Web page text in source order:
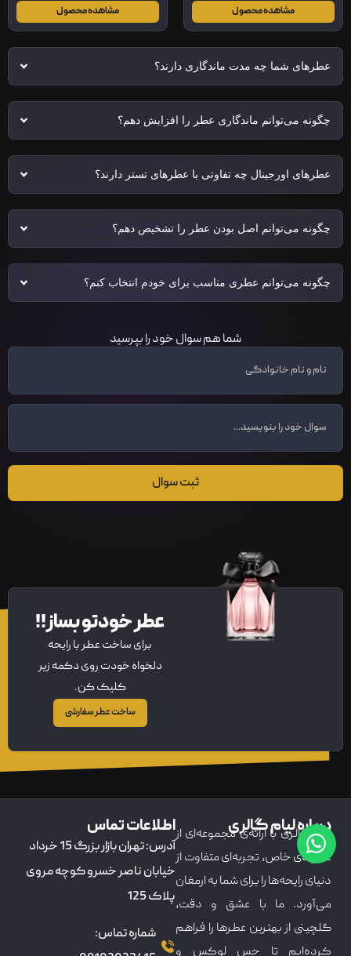
مشاهده محصول مشاهده محصول
عطرهای شما چه مدت ماندگاری دارند؟
چگونه می‌توانم ماندگاری عطر را افزایش دهم؟
عطرهای اورجینال چه تفاوتی با عطرهای تستر دارند؟
چگونه می‌توانم اصل بودن عطر را تشخیص دهم؟
چگونه می‌توانم عطری مناسب برای خودم انتخاب کنم؟
شما هم سوال خود را بپرسید
ثبت سوال
عطر خودتو بساز!!
برای ساخت عطر با رایحه
دلخواه خودت روی دکمه زیر
کلیک کن.
ساخت عطر سفارشی
درباره لیام گالری
لیام گالری با ارائه‌ی مجموعه‌ای از
عطرهای خاص، تجربه‌ای متفاوت از
دنیای رایحه‌ها را برای شما به ارمغان
می‌آورد. ما با عشق و دقت،
گلچینی از بهترین عطرها را فراهم
کرده‌ایم تا حس لوکس و
اطلاعات تماس
آدرس: تهران بازار بزرگ 15 خرداد
خیابان ناصر خسرو کوچه مروی
پلاک 125
شماره تماس: